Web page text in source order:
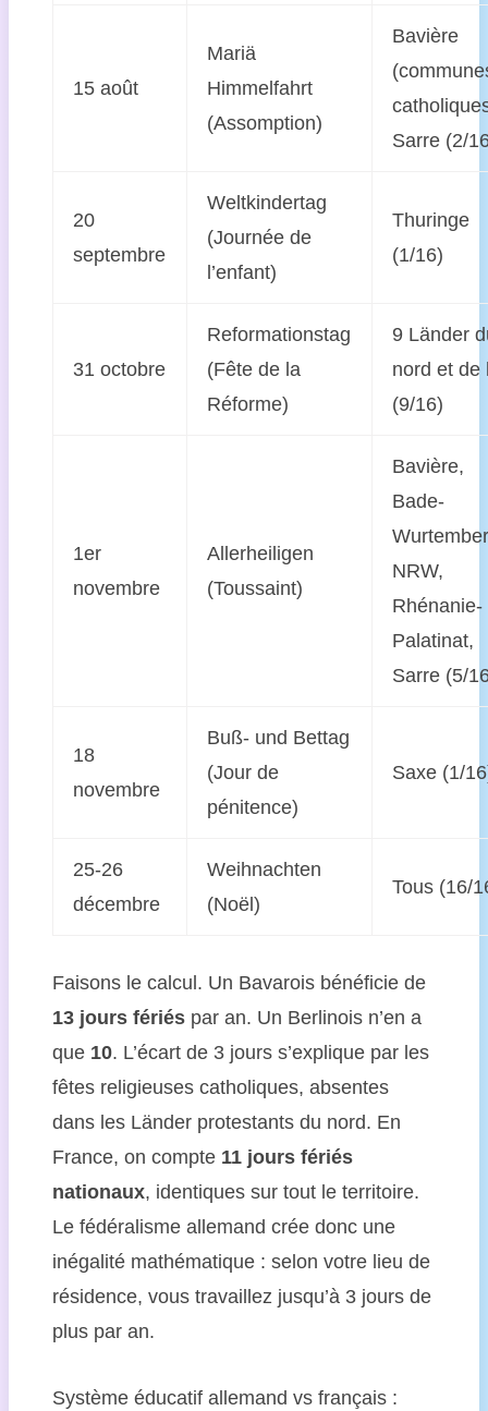
15 août
Mariä
Himmelfahrt
(Assomption)
Bavière
Sarre (2/
20
septembre
Weltkindertag
(Journée de
l’enfant)
Thuringe
(1/16)
31 octobre
Reformationstag
(Fête de la
Réforme)
9 Länder
nord et de
(9/16)
1er
novembre
Allerheiligen
(Toussaint)
Bavière,
Bade-
NRW,
Rhénanie-
Palatinat,
Sarre (5/
18
novembre
Buß- und Bettag
(Jour de
pénitence)
Saxe (1/
25-26
décembre
Weihnachten
(Noël)
Tous (16/
Faisons le calcul. Un Bavarois bénéficie de
13 jours fériéspar an. Un Berlinois n’en a
que 10. L’écart de 3 jours s’explique par les
fêtes religieuses catholiques, absentes
dans les Länder protestants du nord. En
France, on compte 11 jours fériés
nationaux, identiques sur tout le territoire.
Le fédéralisme allemand crée donc une
inégalité mathématique : selon votre lieu de
résidence, vous travaillez jusqu’à 3 jours de
plus par an.
Système éducatif allemand vs français :